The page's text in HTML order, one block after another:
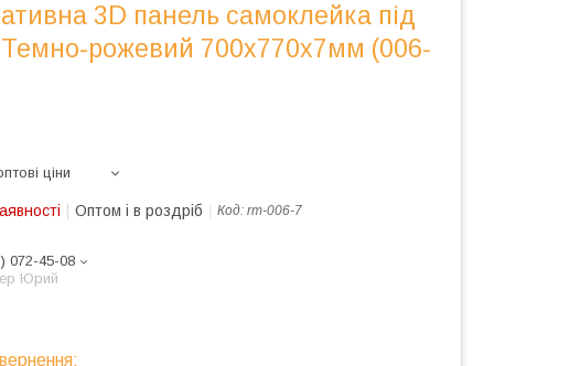
3D панель самоклейка під
Темно-рожевий 700х770х7мм (006-
ціни
Оптом і в роздріб Код: rm-006-7
072-45-08
Юрий